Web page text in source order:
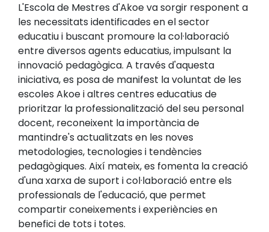
L'Escola de Mestres d'Akoe va sorgir responent a
les necessitats identificades en el sector
educatiu i buscant promoure la col·laboració
entre diversos agents educatius, impulsant la
innovació pedagògica. A través d'aquesta
iniciativa, es posa de manifest la voluntat de les
escoles Akoe i altres centres educatius de
prioritzar la professionalització del seu personal
docent, reconeixent la importància de
mantindre's actualitzats en les noves
metodologies, tecnologies i tendències
pedagògiques. Així mateix, es fomenta la creació
d'una xarxa de suport i col·laboració entre els
professionals de l'educació, que permet
compartir coneixements i experiències en
benefici de tots i totes.